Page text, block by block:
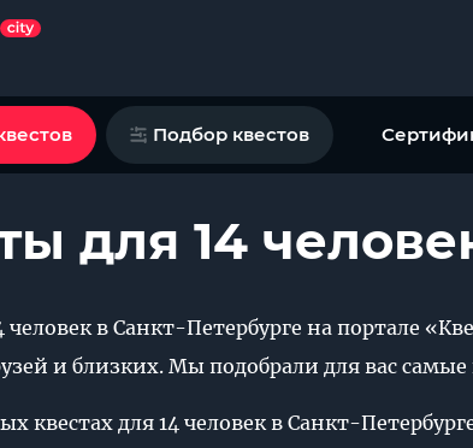
Подбор квестов
для 14
человек в Санкт-Петербурге на портале
и близких. Мы подобрали для вас
квестах для 14 человек в Санкт-